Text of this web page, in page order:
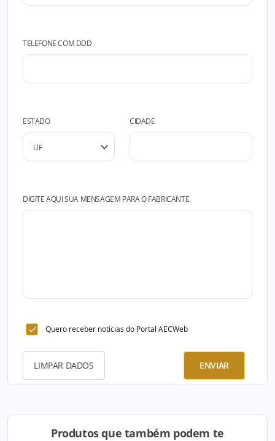
TELEFONE COM DDD
ESTADO CIDADE
DIGITE AQUI SUA MENSAGEM PARA O FABRICANTE
Quero receber notícias do Portal AECWeb
LIMPAR DADOS ENVIAR
Produtos que também podem te